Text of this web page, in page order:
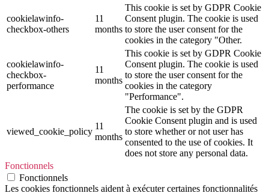
cookielawinfo-
checkbox-others
11
months
This cookie is set by GDPR Cookie
Consent plugin. The cookie is used
to store the user consent for the
cookies in the category "Other.
cookielawinfo-
checkbox-
performance
11
months
This cookie is set by GDPR Cookie
Consent plugin. The cookie is used
to store the user consent for the
cookies in the category
"Performance".
viewed_cookie_policy
11
months
The cookie is set by the GDPR
Cookie Consent plugin and is used
to store whether or not user has
consented to the use of cookies. It
does not store any personal data.
Fonctionnels
Fonctionnels
Les cookies fonctionnels aident à exécuter certaines fonctionnalités